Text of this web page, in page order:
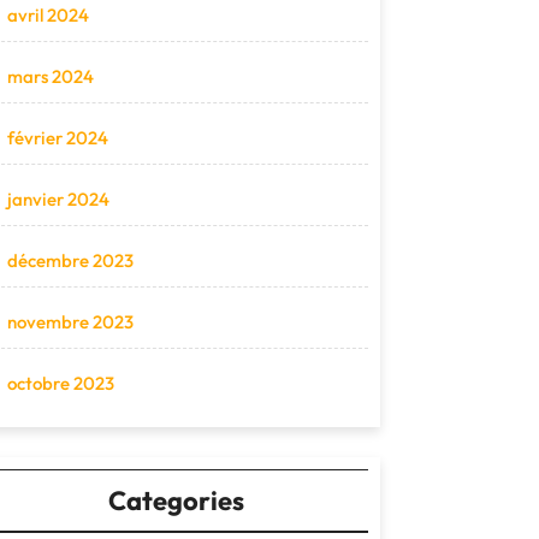
avril 2024
mars 2024
février 2024
janvier 2024
décembre 2023
novembre 2023
octobre 2023
Categories